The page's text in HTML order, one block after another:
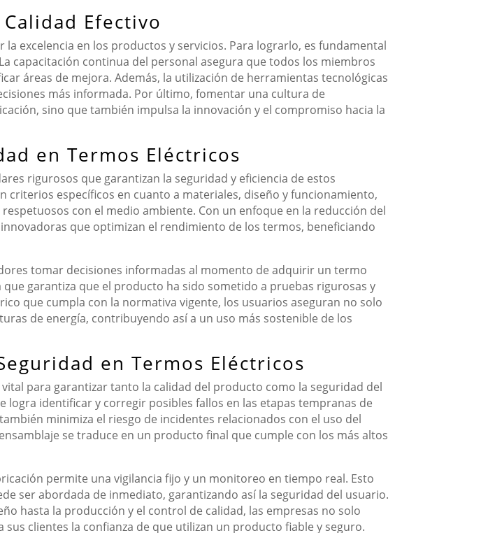
Efectivo
excelencia en los productos y servicios. Para lograrlo, es fundamental
capacitación continua del personal asegura que todos los miembros
áreas de mejora. Además, la utilización de herramientas tecnológicas
más informada. Por último, fomentar una cultura de
sino que también impulsa la innovación y el compromiso hacia la
en Termos Eléctricos
rigurosos que garantizan la seguridad y eficiencia de estos
criterios específicos en cuanto a materiales, diseño y funcionamiento,
con el medio ambiente. Con un enfoque en la reducción del
que optimizan el rendimiento de los termos, beneficiando
tomar decisiones informadas al momento de adquirir un termo
garantiza que el producto ha sido sometido a pruebas rigurosas y
que cumpla con la normativa vigente, los usuarios aseguran no solo
de energía, contribuyendo así a un uso más sostenible de los
en Termos Eléctricos
para garantizar tanto la calidad del producto como la seguridad del
identificar y corregir posibles fallos en las etapas tempranas de
minimiza el riesgo de incidentes relacionados con el uso del
se traduce en un producto final que cumple con los más altos
permite una vigilancia fijo y un monitoreo en tiempo real. Esto
ser abordada de inmediato, garantizando así la seguridad del usuario.
hasta la producción y el control de calidad, las empresas no solo
clientes la confianza de que utilizan un producto fiable y seguro.